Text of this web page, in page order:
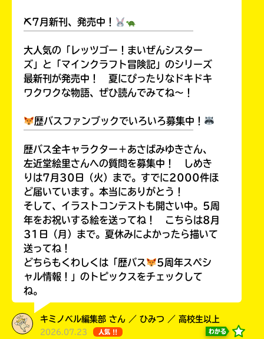
Loading. ..
⛏7月新刊、発売中！
大人気の「レッツゴー！まいぜんシスター
ズ」と「マインクラフト冒険記」のシリーズ
最新刊が発売中！ 夏にぴったりなドキドキ
ワクワクな物語、ぜひ読んでみてね～！
歴バスファンブックでいろいろ募集中！
歴バス全キャラクター＋あさばみゆきさん、
左近堂絵里さんへの質問を募集中！ しめき
りは7月30日（火）まで。すでに2000件ほ
ど届いています。本当にありがとう！
そして、イラストコンテストも開さい中。5周
年をお祝いする絵を送ってね！ こちらは8月
31日（月）まで。夏休みによかったら描いて
送ってね！
どちらもくわしくは「歴バス
5周年スペシ
ャル情報！」のトピックスをチェックして
ね。
キミノベル編集部 さん ／ ひみつ ／ 高校生以上
2026.07.23 人気 !! わかる
入
力
内
容
エ
ラ
る